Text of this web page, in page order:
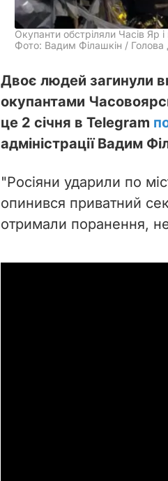
Окупанти обстріляли Часів Яр
Фото: Вадим Філашкін /
Двоє людей загинули
окупантами
це 2 січня в Telegram
адміністрації Вадим
"Росіяни ударили по
опинився приватний
отримали поранення,